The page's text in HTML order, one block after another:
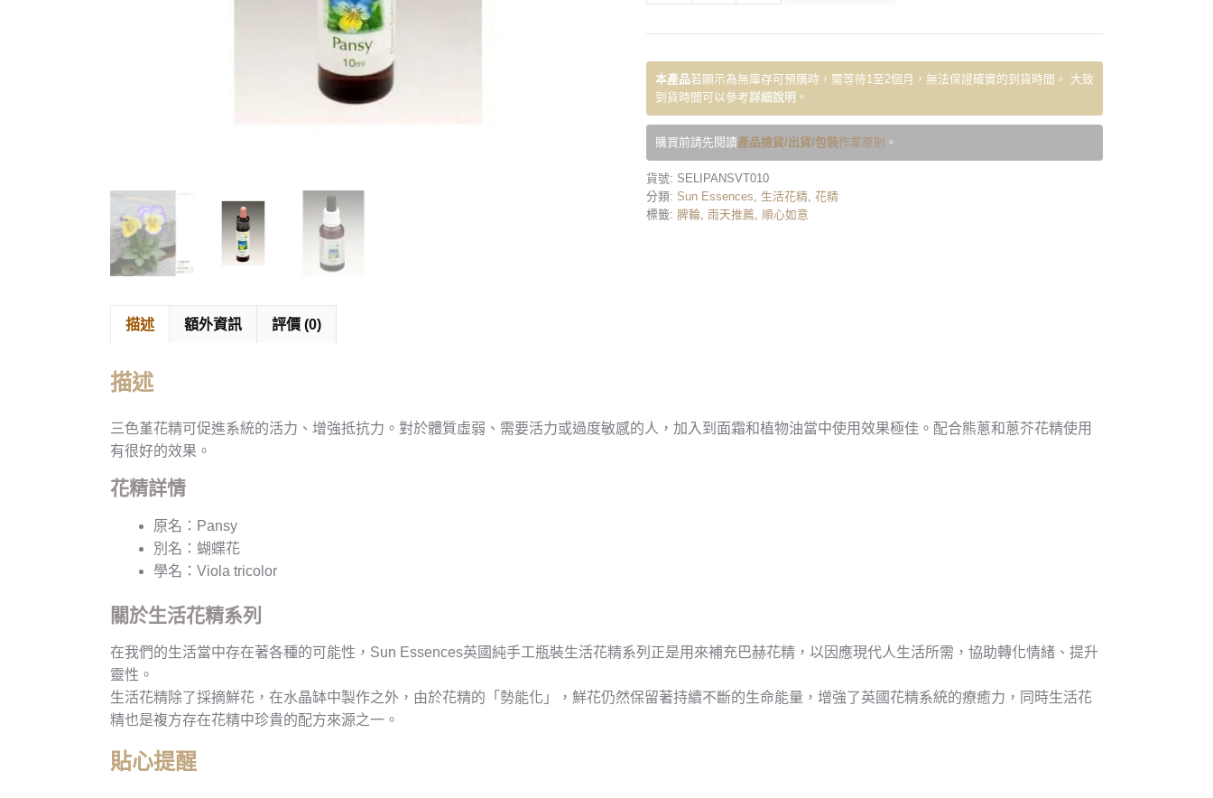
本產品若顯示為無庫存可預購時，需等待1至2個月，無法保證確實的到貨時間。 大致
到貨時間可以參考詳細說明 。
購買前請先閱讀產品撿貨/出貨/包裝作業原則 。
貨號: SELIPANSVT010
分類: Sun Essences 生活花精 花精
標籤: 脾輪 雨天推薦 順心如意
描述 額外資訊 評價 (0)
描述
三色堇花精可促進系統的活力、增強抵抗力。對於體質虛弱、需要活力或過度敏感的人，加入到面霜和植物油當中使用效果極佳。配合熊蔥和蔥芥花精使用
有很好的效果。
花精詳情
原名：Pansy
別名：蝴蝶花
學名：Viola tricolor
關於生活花精系列
在我們的生活當中存在著各種的可能性，Sun Essences英國純手工瓶裝生活花精系列正是用來補充巴赫花精，以因應現代人生活所需，協助轉化情緒、提升
靈性。
生活花精除了採摘鮮花，在水晶缽中製作之外，由於花精的「勢能化」，鮮花仍然保留著持續不斷的生命能量，增強了英國花精系統的療癒力，同時生活花
精也是複方存在花精中珍貴的配方來源之一。
貼心提醒